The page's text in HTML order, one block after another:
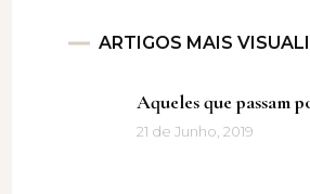
ARTIGOS MAIS
Aqueles que passam
21 de Junho, 2019